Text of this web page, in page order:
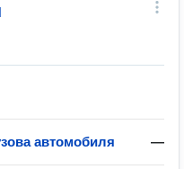
автомобиля —